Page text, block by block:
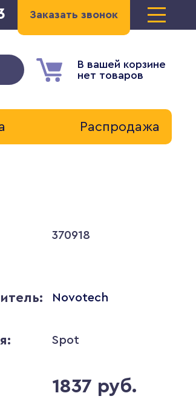
Заказать звонок
В вашей корзине
нет товаров
Распродажа
370918
Novotech
Spot
1837 руб.